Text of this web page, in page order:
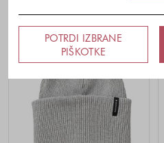
POTRDI IZBRANE
PIŠKOTKE